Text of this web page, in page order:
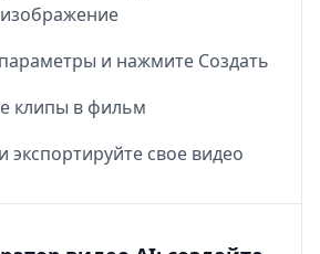
и нажмите Создать
клипы в фильм
экспортируйте свое видео